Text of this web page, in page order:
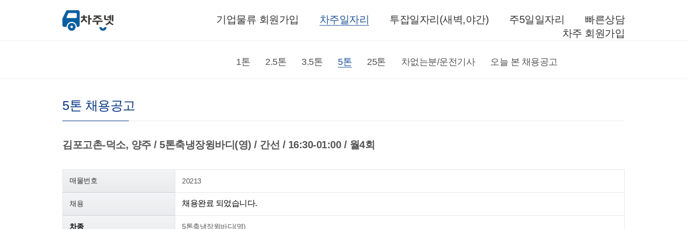
빠른상담
주5일일자리
투잡일자리(새벽,야간)
차주일자리
기업물류 회원가입
차주 회원가입
1톤 2.5톤 3.5톤 5톤 25톤 차없는분/운전기사 오늘 본 채용공고
5톤 채용공고
김포고촌-덕소, 양주 / 5톤축냉장윙바디(영) / 간선 / 16:30-01:00 / 월4회
매물번호 20213
채용 채용완료 되었습니다.
차종 5톤축냉장윙바디(영)